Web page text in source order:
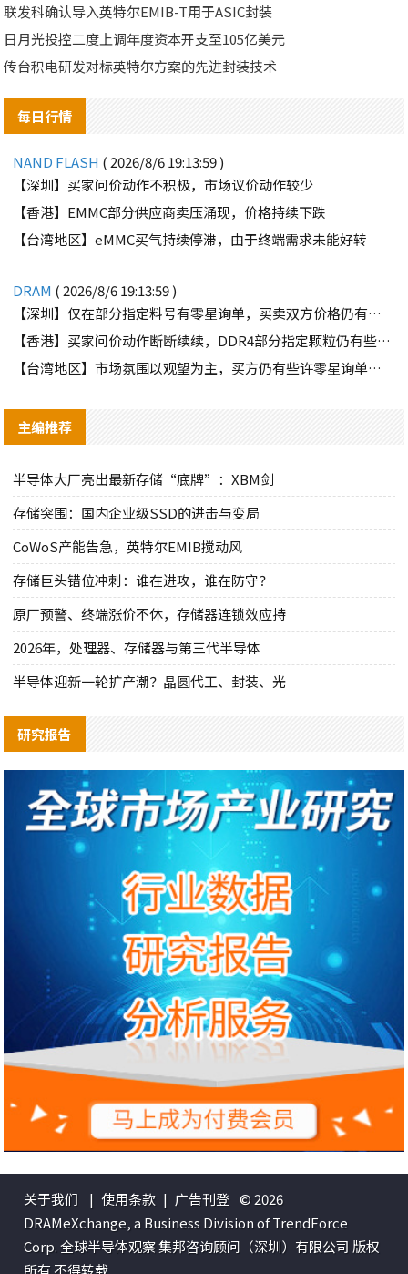
联发科确认导入英特尔EMIB-T用于ASIC封装
日月光投控二度上调年度资本开支至105亿美元
传台积电研发对标英特尔方案的先进封装技术
每日行情
NAND FLASH ( 2026/8/6 19:13:59 )
【深圳】买家问价动作不积极，市场议价动作较少
【香港】EMMC部分供应商卖压涌现，价格持续下跌
【台湾地区】eMMC买气持续停滞，由于终端需求未能好转
DRAM ( 2026/8/6 19:13:59 )
【深圳】仅在部分指定料号有零星询单，买卖双方价格仍有差距
【香港】买家问价动作断断续续，DDR4部分指定颗粒仍有些许询单
【台湾地区】市场氛围以观望为主，买方仍有些许零星询单释出
主编推荐
半导体大厂亮出最新存储“底牌”：XBM剑
存储突围：国内企业级SSD的进击与变局
CoWoS产能告急，英特尔EMIB搅动风
存储巨头错位冲刺：谁在进攻，谁在防守？
原厂预警、终端涨价不休，存储器连锁效应持
2026年，处理器、存储器与第三代半导体
半导体迎新一轮扩产潮？晶圆代工、封装、光
研究报告
关于我们 | 使用条款 | 广告刊登 © 2026
DRAMeXchange, a Business Division of TrendForce
Corp. 全球半导体观察 集邦咨询顾问（深圳）有限公司 版权
所有 不得转载